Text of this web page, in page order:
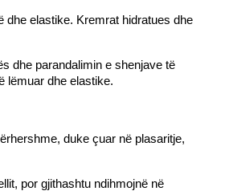
dhe elastike. Kremrat hidratues dhe
dhe parandalimin e shenjave të
lëmuar dhe elastike.
duke çuar në plasaritje,
por gjithashtu ndihmojnë në